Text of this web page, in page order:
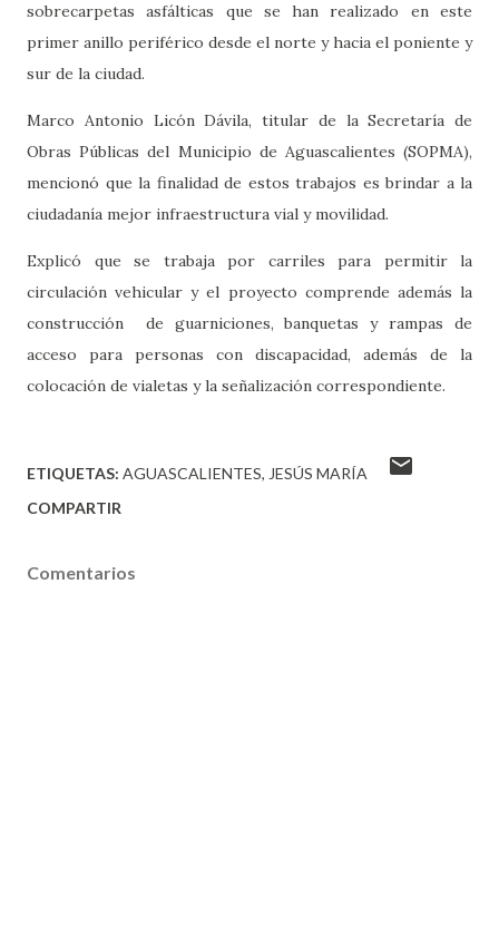
sobrecarpetas asfálticas que se han realizado en este
primer anillo periférico desde el norte y hacia el poniente y
sur de la ciudad.
Marco Antonio Licón Dávila, titular de la Secretaría de
Obras Públicas del Municipio de Aguascalientes (SOPMA),
mencionó que la finalidad de estos trabajos es brindar a la
ciudadanía mejor infraestructura vial y movilidad.
Explicó que se trabaja por carriles para permitir la
circulación vehicular y el proyecto comprende además la
construcción de guarniciones, banquetas y rampas de
acceso para personas con discapacidad, además de la
colocación de vialetas y la señalización correspondiente.
ETIQUETAS: AGUASCALIENTES JESÚS MARÍA
COMPARTIR
Comentarios